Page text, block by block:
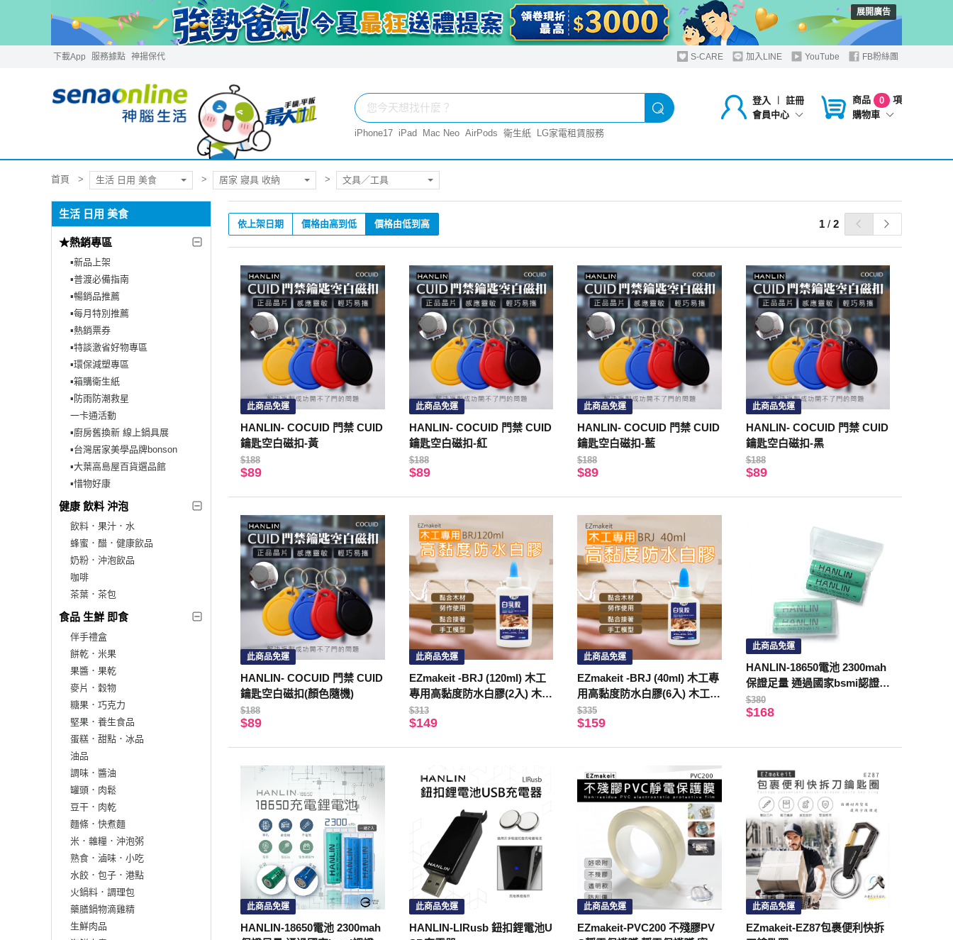
展開廣告
下載App 服務據點 神揚保代 S-CARE 加入LINE YouTube FB粉絲團
登入 ︱
註冊
會員中心
商品 0
項
購物車
iPhone17 iPad Mac Neo AirPods 衛生紙 LG家電租賃服務
首頁 生活 日用 美食 居家 寢具 收納 文具／工具
生活 日用 美食
★熱銷專區
▪︎新品上架
▪︎普渡必備指南
▪︎暢銷品推薦
▪︎每月特別推薦
▪︎熱銷票券
▪︎特談激省好物專區
▪︎環保減塑專區
▪︎箱購衛生紙
▪︎防雨防潮救星
一卡通活動
▪︎廚房舊換新 線上鍋具展
▪︎台灣居家美學品牌bonson
▪︎大葉高島屋百貨選品館
▪︎惜物好康
健康 飲料 沖泡
飲料．果汁．水
蜂蜜．醋．健康飲品
奶粉．沖泡飲品
咖啡
茶葉．茶包
食品 生鮮 即食
伴手禮盒
餅乾．米果
果醬．果乾
麥片．穀物
糖果．巧克力
堅果．養生食品
蛋糕．甜點．冰品
油品
調味．醬油
罐頭．肉鬆
豆干．肉乾
麵條．快煮麵
米．雜糧．沖泡粥
熟食．滷味．小吃
水餃．包子．港點
火鍋料．調理包
藥膳鍋物滴雞精
生鮮肉品
依上架日期 價格由高到低 價格由低到高 1 / 2
此商品免運
HANLIN- COCUID 門禁 CUID
鑰匙空白磁扣-黃
$188
$89
此商品免運
HANLIN- COCUID 門禁 CUID
鑰匙空白磁扣-紅
$188
$89
此商品免運
HANLIN- COCUID 門禁 CUID
鑰匙空白磁扣-藍
$188
$89
此商品免運
HANLIN- COCUID 門禁 CUID
鑰匙空白磁扣-黑
$188
$89
此商品免運
HANLIN- COCUID 門禁 CUID
鑰匙空白磁扣(顏色隨機)
$188
$89
此商品免運
EZmakeit -BRJ (120ml) 木工
專用高黏度防水白膠(2入) 木工
專用 高黏度 防水 白膠 勞作 無
異味 木工 木材 包裝 紙張 勞作
$313
$149
此商品免運
EZmakeit -BRJ (40ml) 木工專
用高黏度防水白膠(6入) 木工專
用 高黏度 防水 白膠 勞作 無異
味 木工 木材 包裝 紙張 勞作
$335
$159
此商品免運
HANLIN-18650電池 2300mah
保證足量 通過國家bsmi認證
(一組2顆)綠色-尖頭
$380
$168
此商品免運
HANLIN-18650電池 2300mah
此商品免運
HANLIN-LIRusb 鈕扣鋰電池U
此商品免運
EZmakeit-PVC200 不殘膠PV
此商品免運
EZmakeit-EZ87包裹便利快拆